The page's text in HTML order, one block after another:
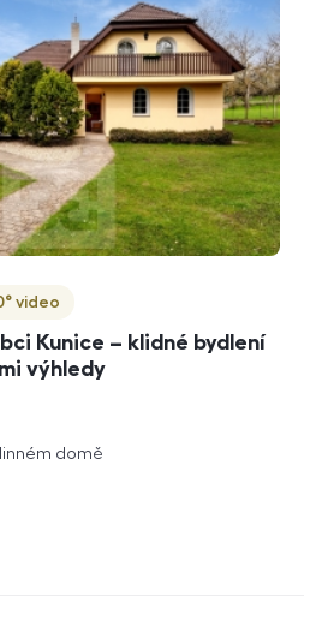
Kunice – klidné bydlení
výhledy
video
domě